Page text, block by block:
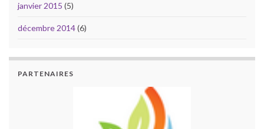
janvier 2015 (5)
décembre 2014(6)
PARTENAIRES